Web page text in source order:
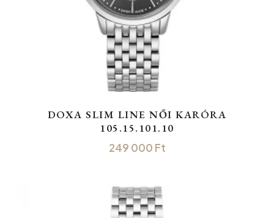
DOXA SLIM LINE NŐI KARÓRA
105.15.101.10
249 000 Ft